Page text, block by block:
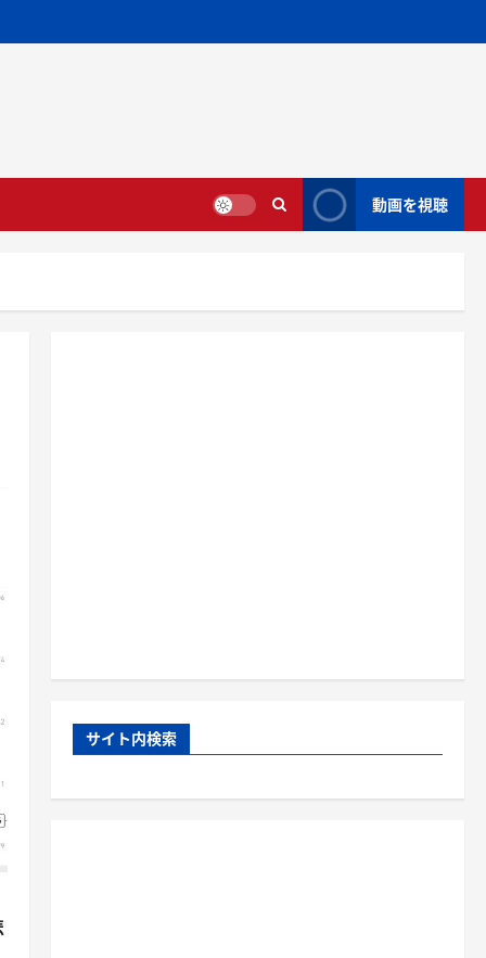
動画を視聴
サイト内検索